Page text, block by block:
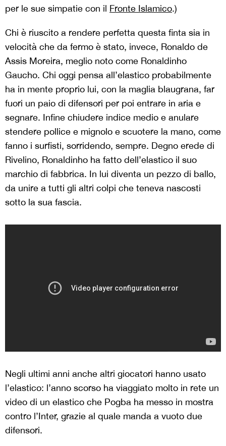
per le sue simpatie con il Fronte Islamico.)
Chi è riuscito a rendere perfetta questa finta sia in
velocità che da fermo è stato, invece, Ronaldo de
Assis Moreira, meglio noto come Ronaldinho
Gaucho. Chi oggi pensa all’elastico probabilmente
ha in mente proprio lui, con la maglia blaugrana, far
fuori un paio di difensori per poi entrare in aria e
segnare. Infine chiudere indice medio e anulare
stendere pollice e mignolo e scuotere la mano, come
fanno i surfisti, sorridendo, sempre. Degno erede di
Rivelino, Ronaldinho ha fatto dell’elastico il suo
marchio di fabbrica. In lui diventa un pezzo di ballo,
da unire a tutti gli altri colpi che teneva nascosti
sotto la sua fascia.
Negli ultimi anni anche altri giocatori hanno usato
l’elastico: l’anno scorso ha viaggiato molto in rete un
video di un elastico che Pogba ha messo in mostra
contro l’Inter, grazie al quale manda a vuoto due
difensori.